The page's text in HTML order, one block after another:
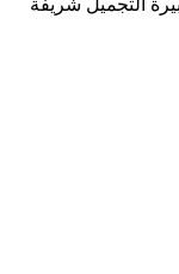
التجميل شريفة